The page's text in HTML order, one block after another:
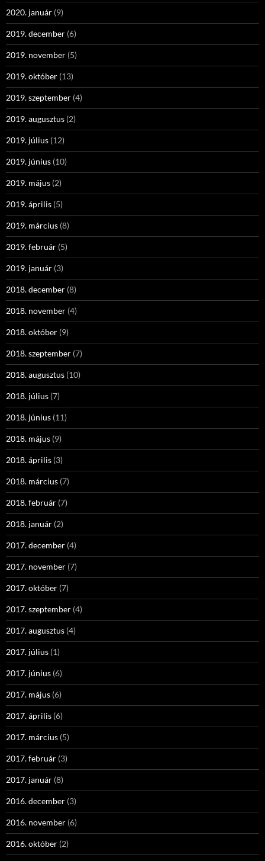
2020. január (9)
2019. december (6)
2019. november (5)
2019. október (13)
2019. szeptember (4)
2019. augusztus (2)
2019. július (12)
2019. június (10)
2019. május (2)
2019. április (5)
2019. március (8)
2019. február (5)
2019. január (3)
2018. december (8)
2018. november (4)
2018. október (9)
2018. szeptember (7)
2018. augusztus (10)
2018. július (7)
2018. június (11)
2018. május (9)
2018. április (3)
2018. március (7)
2018. február (7)
2018. január (2)
2017. december (4)
2017. november (7)
2017. október (7)
2017. szeptember (4)
2017. augusztus (4)
2017. július (1)
2017. június (6)
2017. május (6)
2017. április (6)
2017. március (5)
2017. február (3)
2017. január (8)
2016. december (3)
2016. november (6)
2016. október (2)